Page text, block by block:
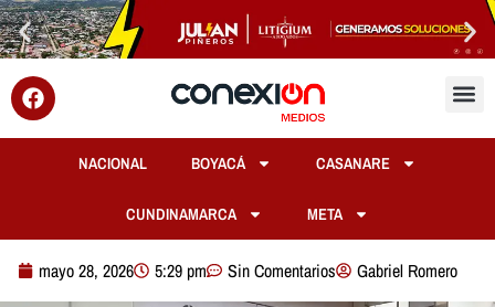
NACIONAL BOYACÁ CASANARE
CUNDINAMARCA META
mayo 28, 2026 5:29 pm Sin Comentarios Gabriel Romero